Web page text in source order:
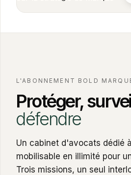
L'ABONNEMENT BOLD
Protéger,
défendre
Un cabinet d'avocats dédié
mobilisable en illimité pour
Trois missions, un seul